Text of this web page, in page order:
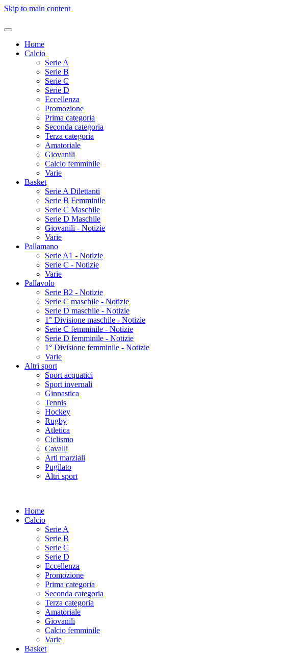
Skip to main content
Home
Calcio
Serie A
Serie B
Serie C
Serie D
Eccellenza
Promozione
Prima categoria
Seconda categoria
Terza categoria
Amatoriale
Giovanili
Calcio femminile
Varie
Basket
Serie A Dilettanti
Serie B Femminile
Serie C Maschile
Serie D Maschile
Giovanili - Notizie
Varie
Pallamano
Serie A1 - Notizie
Serie C - Notizie
Varie
Pallavolo
Serie B2 - Notizie
Serie C maschile - Notizie
Serie D maschile - Notizie
1° Divisione maschile - Notizie
Serie C femminile - Notizie
Serie D femminile - Notizie
1° Divisione femminile - Notizie
Varie
Altri sport
Sport acquatici
Sport invernali
Ginnastica
Tennis
Hockey
Rugby
Atletica
Ciclismo
Cavalli
Arti marziali
Pugilato
Altri sport
Home
Calcio
Serie A
Serie B
Serie C
Serie D
Eccellenza
Promozione
Prima categoria
Seconda categoria
Terza categoria
Amatoriale
Giovanili
Calcio femminile
Varie
Basket